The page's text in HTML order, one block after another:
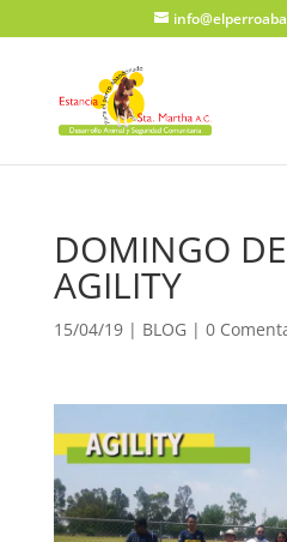
DOMINGO
AGILITY
15/04/19| BLOG | 0